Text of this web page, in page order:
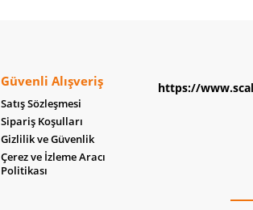
Güvenli Alışveriş
Satış Sözleşmesi
Sipariş Koşulları
Gizlilik ve Güvenlik
Çerez ve İzleme Aracı
Politikası
https://